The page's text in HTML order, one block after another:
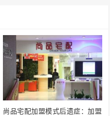
尚品宅配加盟模式后遗症：加盟